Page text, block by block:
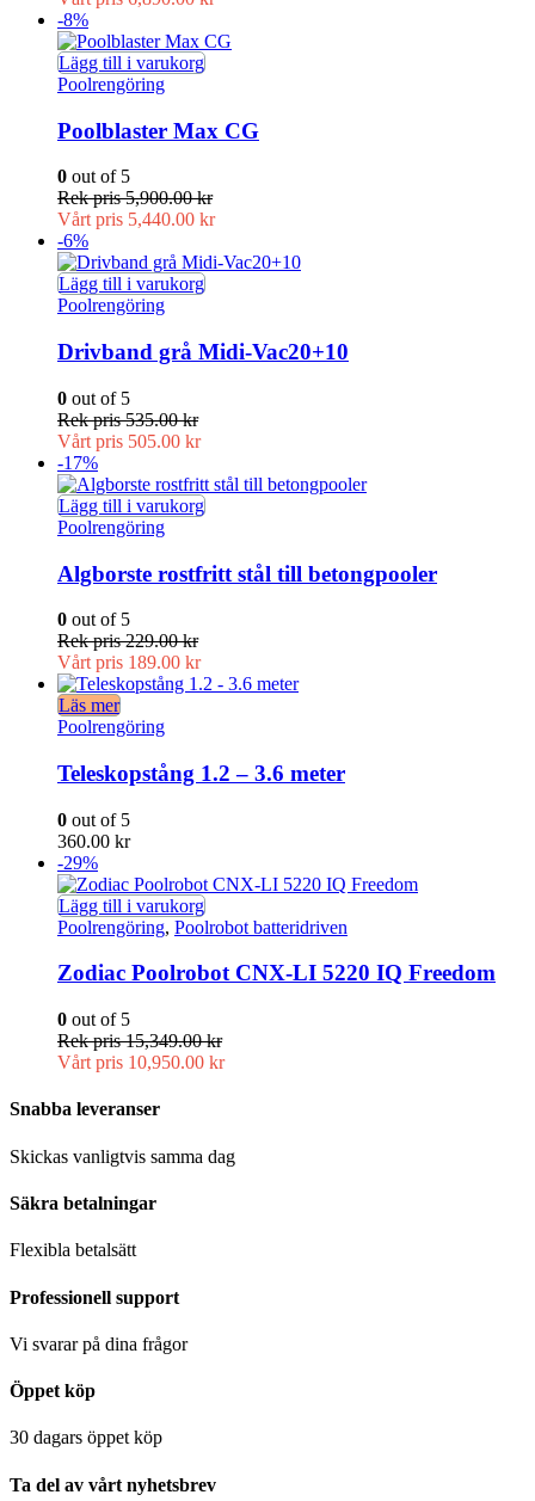
-8%
Lägg till i varukorg
Poolrengöring
Poolblaster Max CG
0 out of 5
Rek pris5,900.00kr
Vårt pris 5,440.00 kr
-6%
Lägg till i varukorg
Poolrengöring
Drivband grå Midi-Vac20+10
0 out of 5
Rek pris535.00kr
Vårt pris 505.00 kr
-17%
Lägg till i varukorg
Poolrengöring
Algborste rostfritt stål till betongpooler
0 out of 5
Rek pris229.00kr
Vårt pris 189.00 kr
Läs mer
Poolrengöring
Teleskopstång 1.2 – 3.6 meter
0 out of 5
360.00 kr
-29%
Lägg till i varukorg
Poolrengöring, Poolrobot batteridriven
Zodiac Poolrobot CNX-LI 5220 IQ Freedom
0 out of 5
Rek pris15,349.00kr
Vårt pris 10,950.00 kr
Snabba leveranser
Skickas vanligtvis samma dag
Säkra betalningar
Flexibla betalsätt
Professionell support
Vi svarar på dina frågor
Öppet köp
30 dagars öppet köp
Ta del av vårt nyhetsbrev